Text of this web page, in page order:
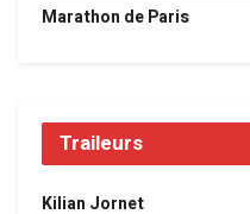
Marathon de Paris
Traileurs
Kilian Jornet